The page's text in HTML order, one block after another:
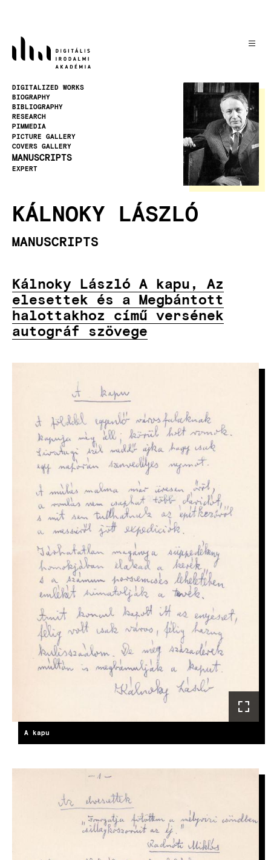
content
DIGITALIZED WORKS
BIOGRAPHY
BIBLIOGRAPHY
RESEARCH
PIMMEDIA
PICTURE GALLERY
COVERS GALLERY
MANUSCRIPTS
EXPERT
KÁLNOKY LÁSZLÓ
MANUSCRIPTS
Kálnoky László A kapu, Az
elesettek és a Megbántott
halottakhoz című versének
autográf szövege
A kapu